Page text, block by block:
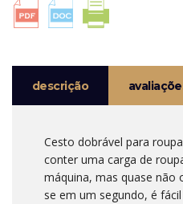
LTS
PARA
descrição
Cesto dobrável para
conter uma carga de
máquina, mas quase não
se em um segundo, é